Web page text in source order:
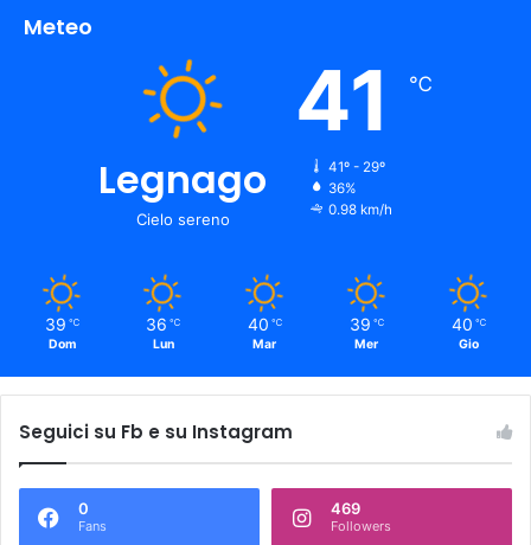
Meteo
Legnago
Cielo sereno
41 ℃
41º - 29º
36%
0.98 km/h
39 ℃
Dom
36 ℃
Lun
40 ℃
Mar
39 ℃
Mer
40 ℃
Gio
Seguici su Fb e su Instagram
0
Fans
469
Followers